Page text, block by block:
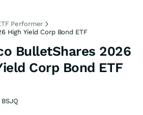
Performer
High Yield Corp Bond ETF
BulletShares 2026
Corp Bond ETF
BSJQ